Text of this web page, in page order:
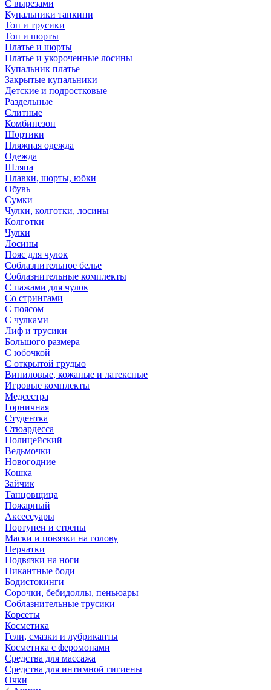
С вырезами
Купальники танкини
Топ и трусики
Топ и шорты
Платье и шорты
Платье и укороченные лосины
Купальник платье
Закрытые купальники
Детские и подростковые
Раздельные
Слитные
Комбинезон
Шортики
Пляжная одежда
Одежда
Шляпа
Плавки, шорты, юбки
Обувь
Сумки
Чулки, колготки, лосины
Колготки
Чулки
Лосины
Пояс для чулок
Соблазнительное белье
Соблазнительные комплекты
С пажами для чулок
Со стрингами
С поясом
С чулками
Лиф и трусики
Большого размера
С юбочкой
С открытой грудью
Виниловые, кожаные и латексные
Игровые комплекты
Медсестра
Горничная
Студентка
Стюардесса
Полицейский
Ведьмочки
Новогодние
Кошка
Зайчик
Танцовщица
Пожарный
Аксессуары
Портупеи и стрепы
Маски и повязки на голову
Перчатки
Подвязки на ноги
Пикантные боди
Бодистокинги
Сорочки, бебидоллы, пеньюары
Соблазнительные трусики
Корсеты
Косметика
Гели, смазки и лубриканты
Косметика с феромонами
Средства для массажа
Средства для интимной гигиены
Очки